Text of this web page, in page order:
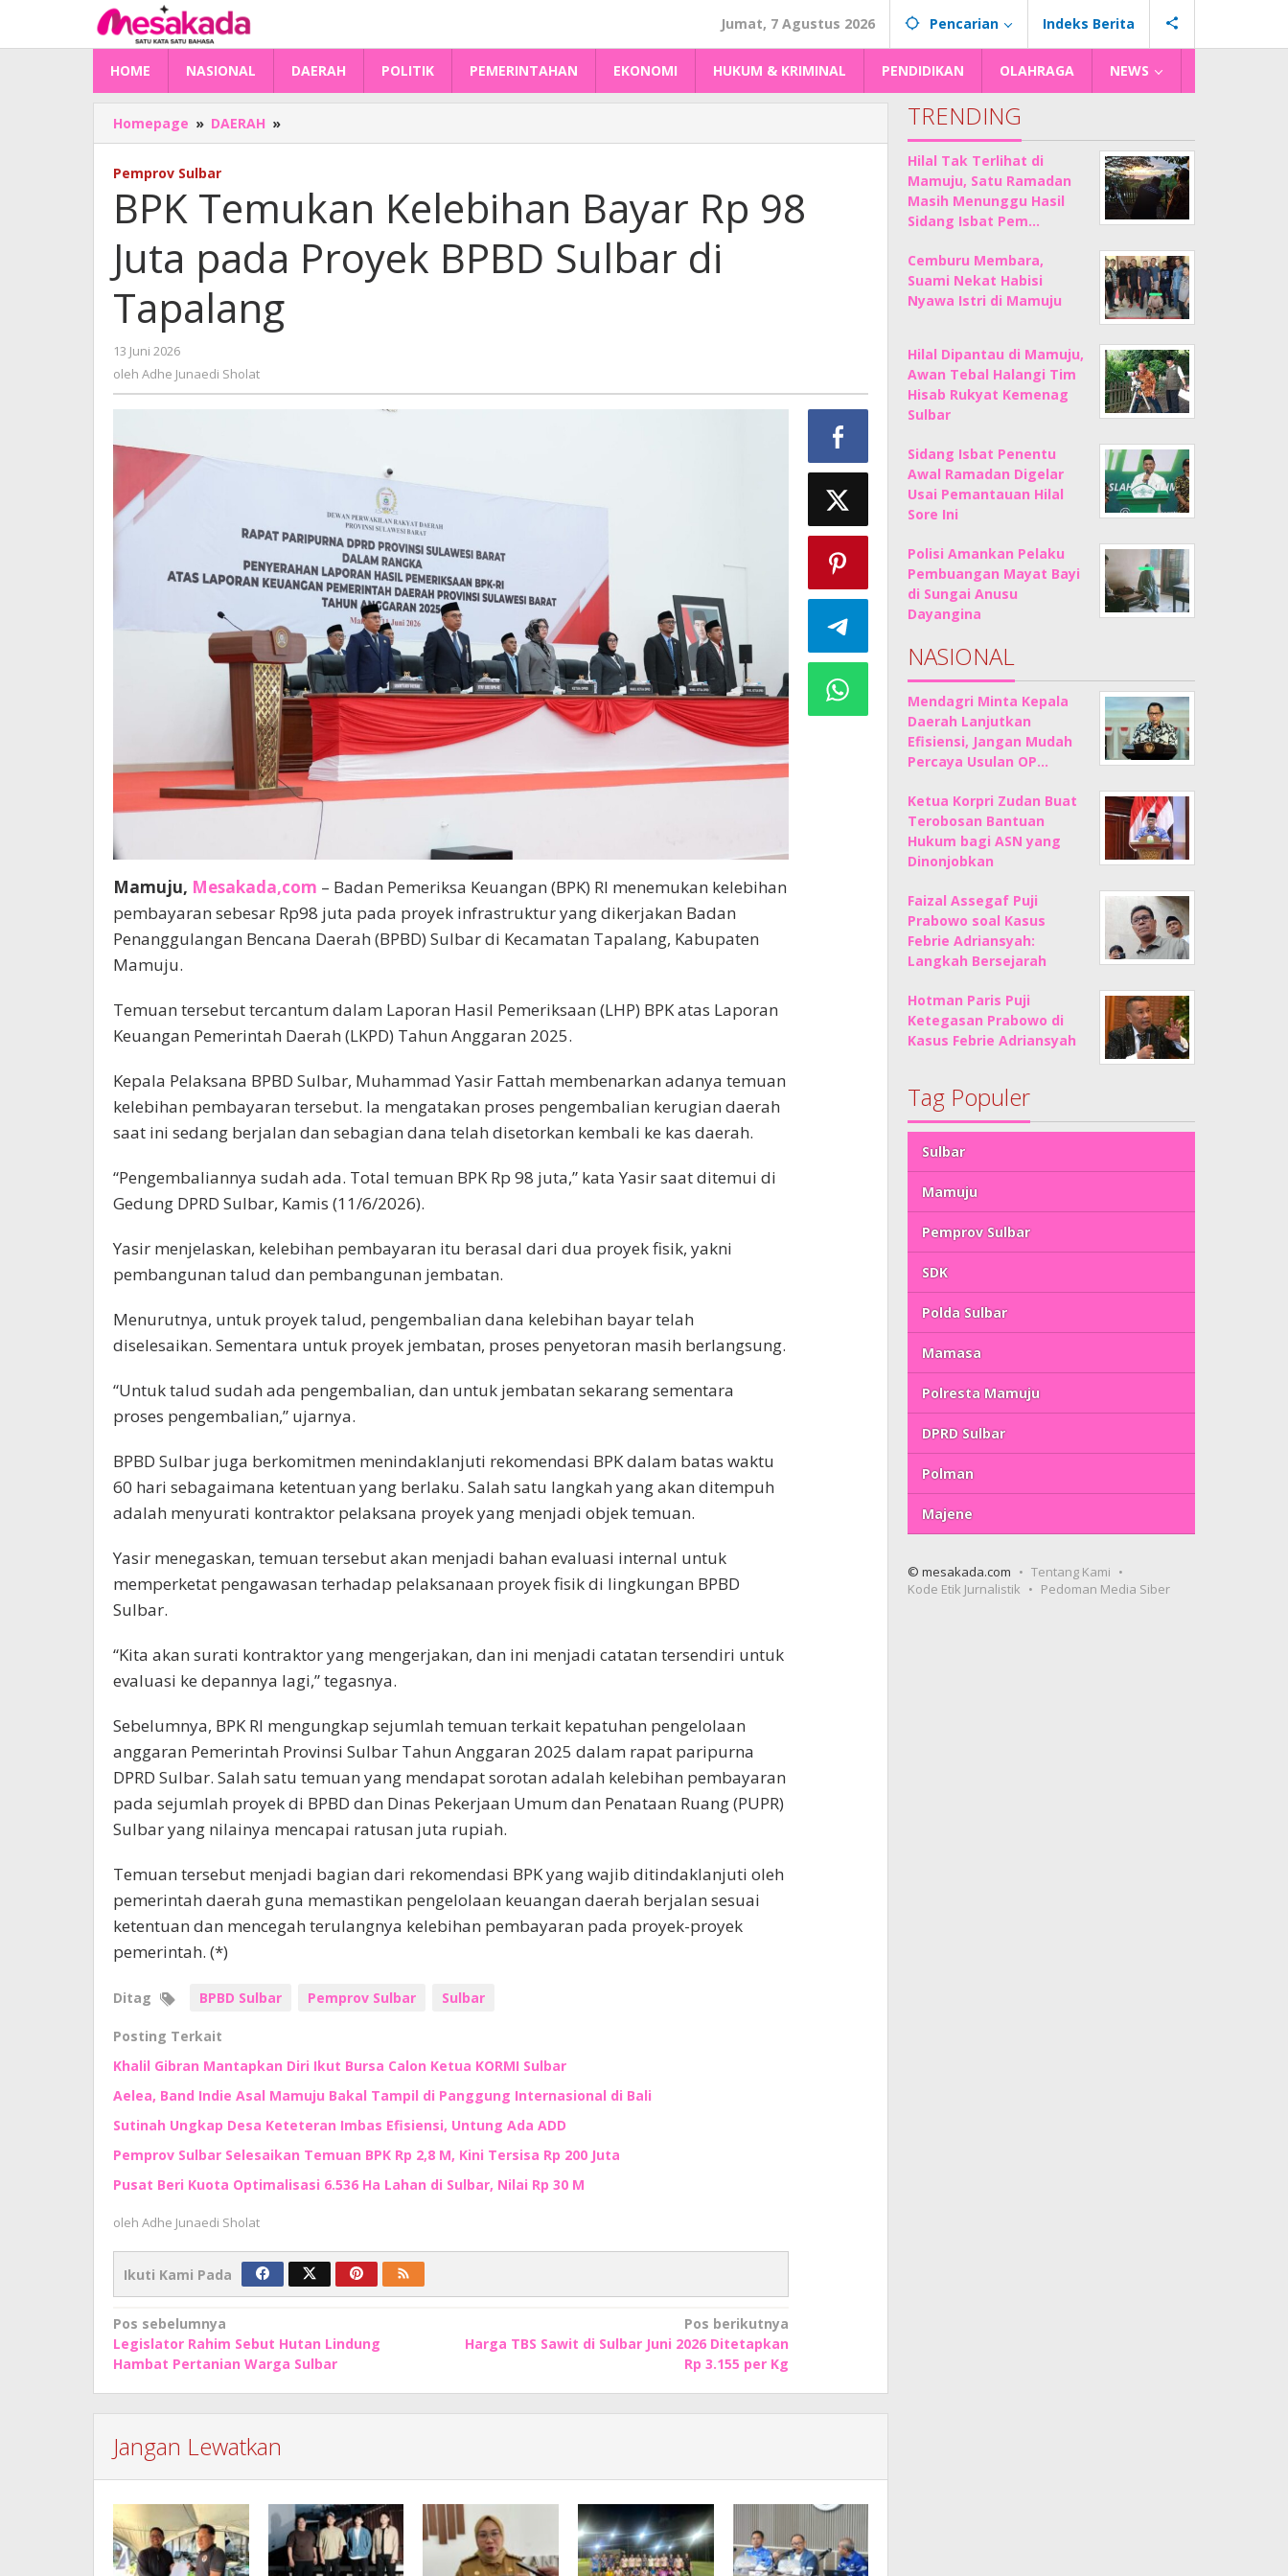
konten
Jumat, 7 Agustus 2026 Pencarian Indeks Berita
HOME NASIONAL DAERAH POLITIK PEMERINTAHAN EKONOMI HUKUM & KRIMINAL PENDIDIKAN OLAHRAGA NEWS
Homepage » DAERAH »
Temukan
Rp
98
Juta
pada
BPBD
Sulbar
Pemprov Sulbar
BPK Temukan Kelebihan Bayar Rp 98
Juta pada Proyek BPBD Sulbar di
Tapalang
13 Juni 2026
Adhe
oleh Adhe Junaedi Sholat
Mamuju, Mesakada,com – Badan Pemeriksa Keuangan (BPK) RI menemukan kelebihan
pembayaran sebesar Rp98 juta pada proyek infrastruktur yang dikerjakan Badan
Penanggulangan Bencana Daerah (BPBD) Sulbar di Kecamatan Tapalang, Kabupaten
Mamuju.
Temuan tersebut tercantum dalam Laporan Hasil Pemeriksaan (LHP) BPK atas Laporan
Keuangan Pemerintah Daerah (LKPD) Tahun Anggaran 2025.
Kepala Pelaksana BPBD Sulbar, Muhammad Yasir Fattah membenarkan adanya temuan
kelebihan pembayaran tersebut. Ia mengatakan proses pengembalian kerugian daerah
saat ini sedang berjalan dan sebagian dana telah disetorkan kembali ke kas daerah.
“Pengembaliannya sudah ada. Total temuan BPK Rp 98 juta,” kata Yasir saat ditemui di
Gedung DPRD Sulbar, Kamis (11/6/2026).
Yasir menjelaskan, kelebihan pembayaran itu berasal dari dua proyek fisik, yakni
pembangunan talud dan pembangunan jembatan.
Menurutnya, untuk proyek talud, pengembalian dana kelebihan bayar telah
diselesaikan. Sementara untuk proyek jembatan, proses penyetoran masih berlangsung.
“Untuk talud sudah ada pengembalian, dan untuk jembatan sekarang sementara
proses pengembalian,” ujarnya.
BPBD Sulbar juga berkomitmen menindaklanjuti rekomendasi BPK dalam batas waktu
60 hari sebagaimana ketentuan yang berlaku. Salah satu langkah yang akan ditempuh
adalah menyurati kontraktor pelaksana proyek yang menjadi objek temuan.
Yasir menegaskan, temuan tersebut akan menjadi bahan evaluasi internal untuk
memperketat pengawasan terhadap pelaksanaan proyek fisik di lingkungan BPBD
Sulbar.
“Kita akan surati kontraktor yang mengerjakan, dan ini menjadi catatan tersendiri untuk
evaluasi ke depannya lagi,” tegasnya.
Sebelumnya, BPK RI mengungkap sejumlah temuan terkait kepatuhan pengelolaan
anggaran Pemerintah Provinsi Sulbar Tahun Anggaran 2025 dalam rapat paripurna
DPRD Sulbar. Salah satu temuan yang mendapat sorotan adalah kelebihan pembayaran
pada sejumlah proyek di BPBD dan Dinas Pekerjaan Umum dan Penataan Ruang (PUPR)
Sulbar yang nilainya mencapai ratusan juta rupiah.
Temuan tersebut menjadi bagian dari rekomendasi BPK yang wajib ditindaklanjuti oleh
pemerintah daerah guna memastikan pengelolaan keuangan daerah berjalan sesuai
ketentuan dan mencegah terulangnya kelebihan pembayaran pada proyek-proyek
pemerintah. (*)
Ditag BPBD Sulbar Pemprov Sulbar Sulbar
Posting Terkait
Khalil Gibran Mantapkan Diri Ikut Bursa Calon Ketua KORMI Sulbar
Aelea, Band Indie Asal Mamuju Bakal Tampil di Panggung Internasional di Bali
Sutinah Ungkap Desa Keteteran Imbas Efisiensi, Untung Ada ADD
Pemprov Sulbar Selesaikan Temuan BPK Rp 2,8 M, Kini Tersisa Rp 200 Juta
Pusat Beri Kuota Optimalisasi 6.536 Ha Lahan di Sulbar, Nilai Rp 30 M
oleh Adhe Junaedi Sholat
Ikuti Kami Pada
Navigasi
pos
Pos sebelumnya
Legislator Rahim Sebut Hutan Lindung
Hambat Pertanian Warga Sulbar
Pos berikutnya
Harga TBS Sawit di Sulbar Juni 2026 Ditetapkan
Rp 3.155 per Kg
Jangan Lewatkan
TRENDING
Hilal Tak Terlihat di
Mamuju, Satu Ramadan
Masih Menunggu Hasil
Sidang Isbat Pem…
Cemburu Membara,
Suami Nekat Habisi
Nyawa Istri di Mamuju
Hilal Dipantau di Mamuju,
Awan Tebal Halangi Tim
Hisab Rukyat Kemenag
Sulbar
Sidang Isbat Penentu
Awal Ramadan Digelar
Usai Pemantauan Hilal
Sore Ini
Polisi Amankan Pelaku
Pembuangan Mayat Bayi
di Sungai Anusu
Dayangina
NASIONAL
Mendagri Minta Kepala
Daerah Lanjutkan
Efisiensi, Jangan Mudah
Percaya Usulan OP…
Ketua Korpri Zudan Buat
Terobosan Bantuan
Hukum bagi ASN yang
Dinonjobkan
Faizal Assegaf Puji
Prabowo soal Kasus
Febrie Adriansyah:
Langkah Bersejarah
Hotman Paris Puji
Ketegasan Prabowo di
Kasus Febrie Adriansyah
Tag Populer
Sulbar
Mamuju
Pemprov Sulbar
SDK
Polda Sulbar
Mamasa
Polresta Mamuju
DPRD Sulbar
Polman
Majene
© mesakada.com
Tentang Kami
Kode Etik Jurnalistik
Pedoman Media Siber